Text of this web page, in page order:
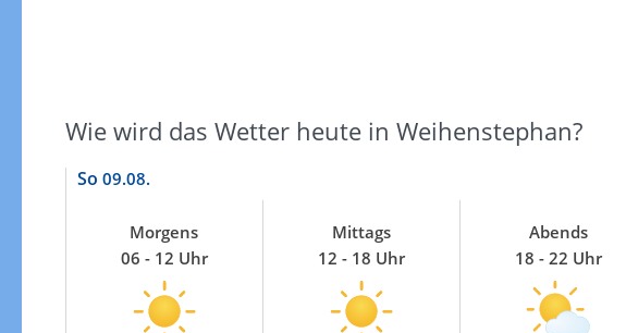
Wie wird das Wetter heute in Weihenstephan?
So 09.08.
Morgens
06 - 12 Uhr
Mittags
12 - 18 Uhr
Abends
18 - 22 Uhr
Zu den Unwetterwarnungen